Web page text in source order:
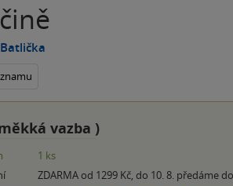
vazba )
1 ks
ZDARMA od 1299 Kč, do 10. 8. předáme